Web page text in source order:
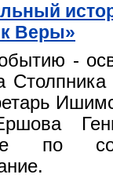
Веры»
-
по